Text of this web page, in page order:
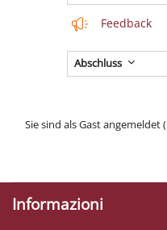
Feedback
Abschluss
Sie sind als Gast angemeldet (
Informazioni